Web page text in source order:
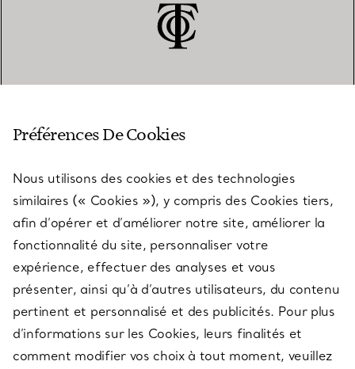
SERVICES
À PROPOS
QUESTIONS LÉGALES
Préférences De Cookies
Nous utilisons des cookies et des technologies
similaires (« Cookies »), y compris des Cookies tiers,
afin d’opérer et d’améliorer notre site, améliorer la
fonctionnalité du site, personnaliser votre
expérience, effectuer des analyses et vous
présenter, ainsi qu’à d’autres utilisateurs, du contenu
pertinent et personnalisé et des publicités. Pour plus
d’informations sur les Cookies, leurs finalités et
comment modifier vos choix à tout moment, veuillez